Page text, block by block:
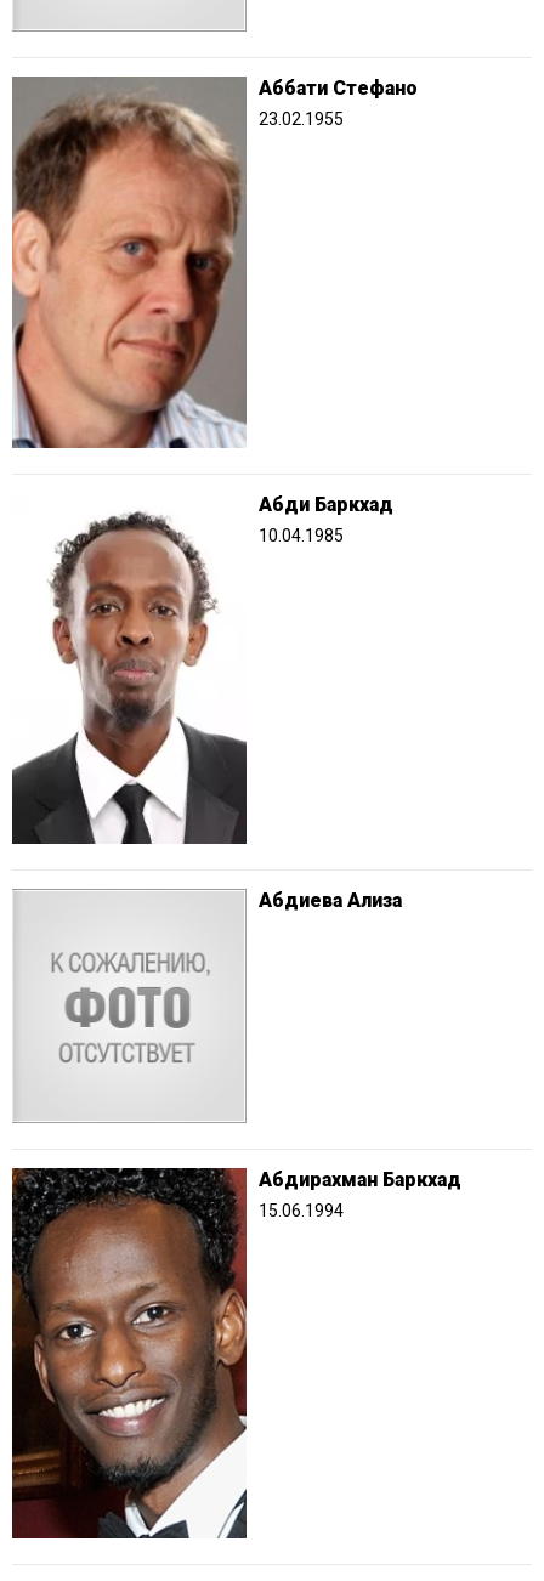
Аббати Стефано
23.02.1955
Абди Баркхад
10.04.1985
Абдиева Ализа
Абдирахман Баркхад
15.06.1994